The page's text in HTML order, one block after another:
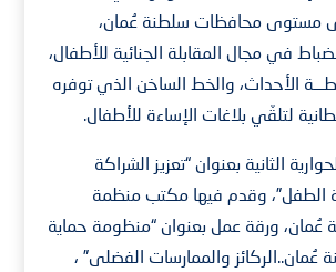
مستوى محافظات سلطنة عُمان،
في مجال المقابلة الجنائية للأطفال،
الأحداث، والخط الساخن الذي توفره
لتلقّي بلاغات الإساءة للأطفال.
الثانية بعنوان “تعزيز الشراكة
الطفل”، وقدم فيها مكتب منظمة
عُمان، ورقة عمل بعنوان “منظومة حماية
والممارسات الفضلى” ،